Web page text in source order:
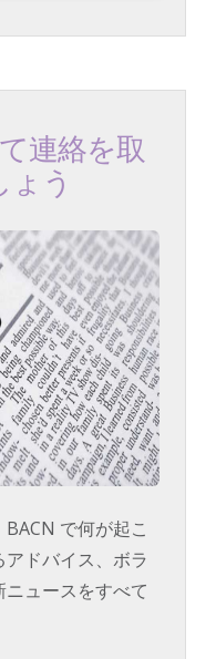
連絡を取
ょう
で何が起こ
ドバイス、ボラ
ュースをすべて